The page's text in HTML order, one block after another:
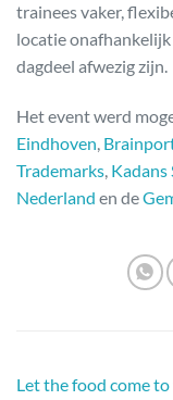
trainees vaker,
locatie
dagdeel afwezig zijn.
Het event werd
Eindhoven,
Trademarks, Kadans
Nederland en de
Let the food come